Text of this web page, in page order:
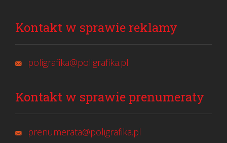
Kontakt w sprawie reklamy
poligrafika@poligrafika.pl
Kontakt w sprawie prenumeraty
prenumerata@poligrafika.pl